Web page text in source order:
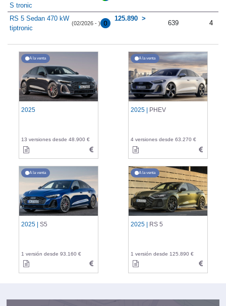
S tronic
RS 5 Sedan 470 kW
tiptronic
(02/2026 - )
125.890
639 4
A la venta
2025
13 versiones desde 48.900 €
A la venta
2025 | PHEV
4 versiones desde 63.270 €
A la venta
2025 | S5
1 versión desde 93.160 €
A la venta
2025 | RS 5
1 versión desde 125.890 €